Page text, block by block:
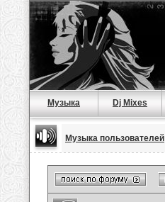
Музыка Dj Mixes
Музыка пользователей